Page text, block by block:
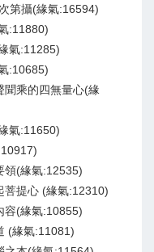
第攝(緣氣:16594)
:11880)
氣:11285)
:10685)
乘的四無量心(緣
氣:11650)
領(緣氣:12535)
提心 (緣氣:12310)
容(緣氣:10855)
(緣氣:11081)